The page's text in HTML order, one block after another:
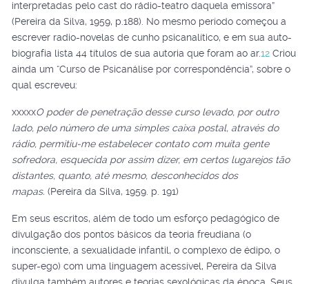
interpretadas pelo cast do rádio-teatro daquela emissora”
(Pereira da Silva, 1959, p.188). No mesmo período começou a
escrever radio-novelas de cunho psicanalítico, e em sua auto-
biografia lista 44 títulos de sua autoria que foram ao ar.12 Criou
ainda um “Curso de Psicanálise por correspondência”, sobre o
qual escreveu:
xxxxxO poder de penetração desse curso levado, por outro
lado, pelo número de uma simples caixa postal, através do
rádio, permitiu-me estabelecer contato com muita gente
sofredora, esquecida por assim dizer, em certos lugarejos tão
distantes, quanto, até mesmo, desconhecidos dos
mapas. (Pereira da Silva, 1959. p. 191)
Em seus escritos, além de todo um esforço pedagógico de
divulgação dos pontos básicos da teoria freudiana (o
inconsciente, a sexualidade infantil, o complexo de édipo, o
super-ego) com uma linguagem acessível, Pereira da Silva